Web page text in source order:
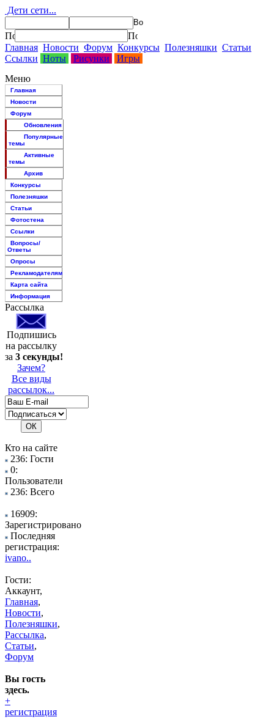
Дети сети...
Главная Новости Форум Конкурсы Полезняшки Статьи
Ссылки Ноты Рисунки
Игры
Меню
Главная
Новости
Форум
Обновления
Популярные
темы
Активные
темы
Архив
Конкурсы
Полезняшки
Статьи
Фотостена
Ссылки
Вопросы/
Ответы
Опросы
Рекламодателям
Карта сайта
Информация
Рассылка
Подпишись
на рассылку
за 3 секунды!
Зачем?
Все виды
рассылок...
Кто на сайте
236: Гости
0:
Пользователи
236: Всего
16909:
Зарегистрировано
Последняя
регистрация:
ivano..
Гости:
Аккаунт,
Главная,
Новости,
Полезняшки,
Рассылка,
Статьи,
Форум
Вы гость
здесь.
+
регистрация